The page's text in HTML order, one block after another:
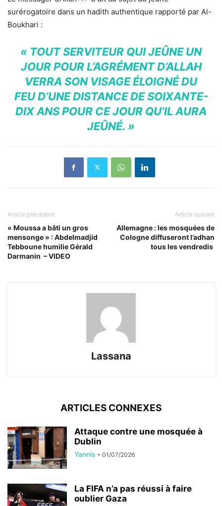
surérogatoire dans un hadith authentique rapporté par Al-
Boukhari :
« TOUT SERVITEUR QUI JEÛNE UN
JOUR POUR L’AGRÉMENT D’ALLAH
VERRA SON VISAGE ÉLOIGNÉ DU
FEU D’UNE DISTANCE DE SOIXANTE-
DIX ANS POUR CE JOUR QU’IL AURA
JEÛNÉ. »
Article précédent
« Moussa a bâti un gros
mensonge » : Abdelmadjid
Tebboune humilie Gérald
Darmanin – VIDEO
Article suivant
Allemagne : les mosquées de
Cologne diffuseront l’adhan
tous les vendredis
Lassana
ARTICLES CONNEXES
Attaque contre une mosquée à
Dublin
Yannis - 01/07/2026
La FIFA n’a pas réussi à faire
oublier Gaza